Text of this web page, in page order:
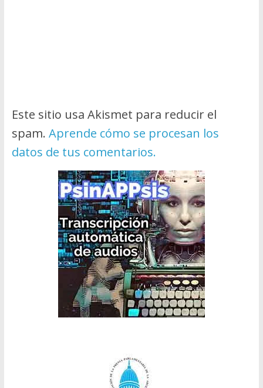
Este sitio usa Akismet para reducir el
spam. Aprende cómo se procesan los
datos de tus comentarios.